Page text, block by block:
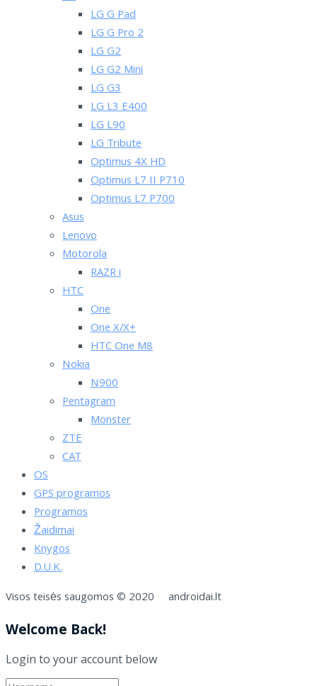
LG G Pad
LG G Pro 2
LG G2
LG G2 Mini
LG G3
LG L3 E400
LG L90
LG Tribute
Optimus 4X HD
Optimus L7 II P710
Optimus L7 P700
Asus
Lenovo
Motorola
RAZR i
HTC
One
One X/X+
HTC One M8
Nokia
N900
Pentagram
Monster
ZTE
CAT
OS
GPS programos
Programos
Žaidimai
Knygos
D.U.K.
Visos teisės saugomos © 2020 androidai.lt
Welcome Back!
Login to your account below